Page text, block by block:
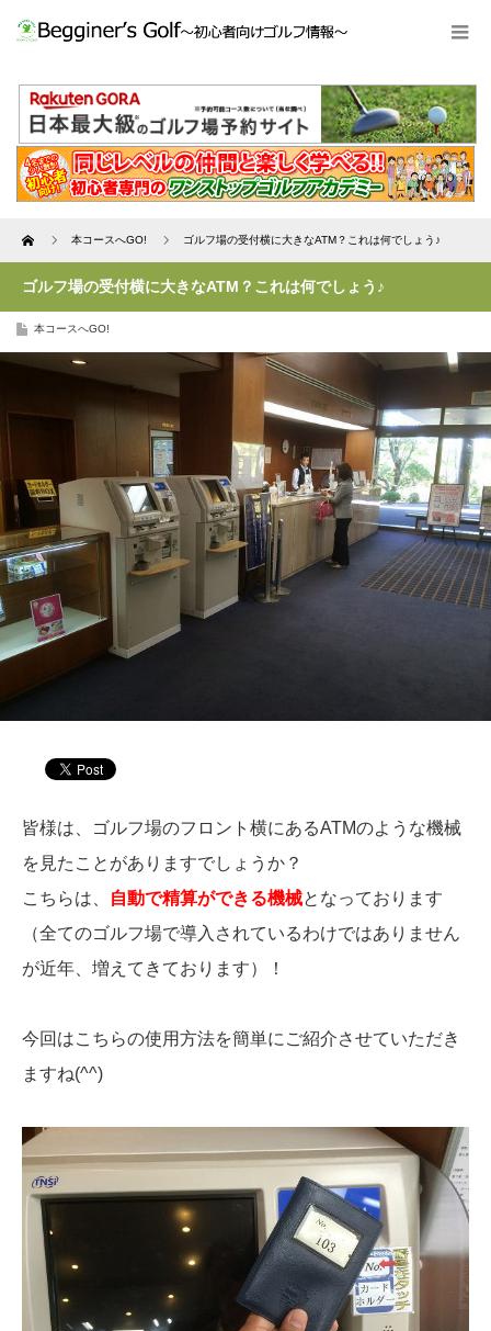
Home 本コースへGO! ゴルフ場の受付横に大きなATM？これは何でしょう♪
ゴルフ場の受付横に大きなATM？これは何でしょう♪
本コースへGO!
皆様は、ゴルフ場のフロント横にあるATMのような機械
を見たことがありますでしょうか？
こちらは、
自動で精算ができる機械となっております
（全てのゴルフ場で導入されているわけではありません
が近年、増えてきております）！
今回はこちらの使用方法を簡単にご紹介させていただき
ますね(^^)